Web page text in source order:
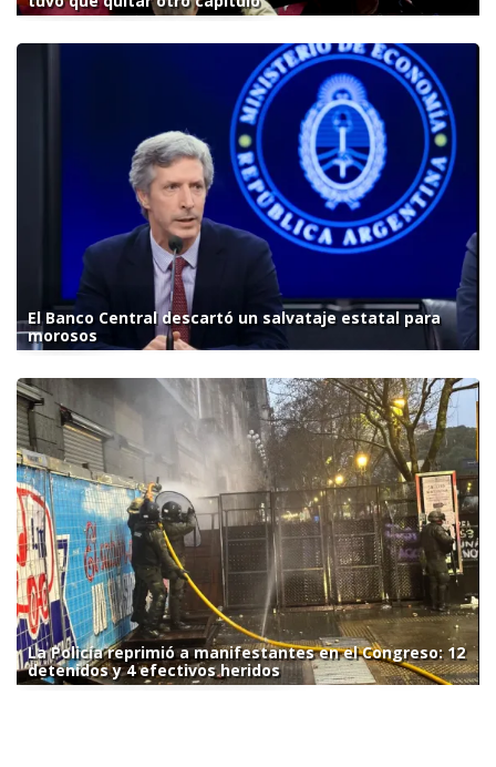
El Banco Central descartó un salvataje estatal para
morosos
La Policía reprimió a manifestantes en el Congreso: 12
detenidos y 4 efectivos heridos